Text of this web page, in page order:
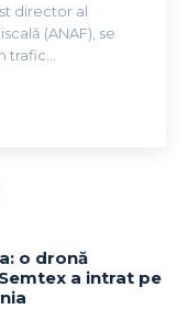
director al
(ANAF), se
o dronă
a intrat pe